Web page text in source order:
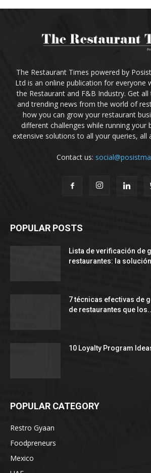
The Restaurant Times powered by
Ltd is an online publication for everyone
the Restaurant and F&B Industry. Get
and trending news from the world of
how you can grow your restaurant
different challenges while running your
extensive solutions to all your queries, all
Contact us:
POPULAR POSTS
Lista de verificación de
restaurantes: la
7 técnicas efectivas de
de restaurantes que
10 Loyalty Program
POPULAR CATEGORY
Restro Gyaan
Foodpreneurs
Mexico